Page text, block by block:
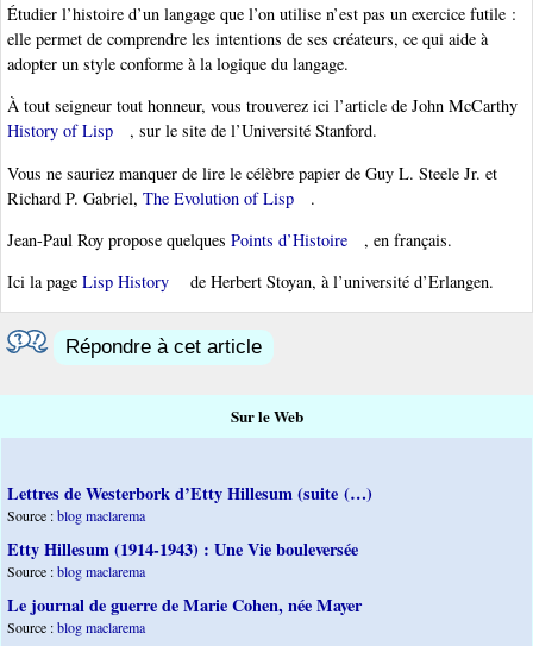
Étudier l’histoire d’un langage que l’on utilise n’est pas un exercice futile :
elle permet de comprendre les intentions de ses créateurs, ce qui aide à
adopter un style conforme à la logique du langage.
À tout seigneur tout honneur, vous trouverez ici l’article de John McCarthy
History of Lisp
, sur le site de l’Université Stanford.
Vous ne sauriez manquer de lire le célèbre papier de Guy L. Steele Jr. et
Richard P. Gabriel, The Evolution of Lisp
.
Jean-Paul Roy propose quelques Points d’Histoire
, en français.
Ici la page Lisp History de Herbert Stoyan, à l’université d’Erlangen.
Répondre à cet article
Sur le Web
Lettres de Westerbork d’Etty Hillesum (suite (…)
Source :blog maclarema
Etty Hillesum (1914-1943) : Une Vie bouleversée
Source :blog maclarema
Le journal de guerre de Marie Cohen, née Mayer
Source :blog maclarema